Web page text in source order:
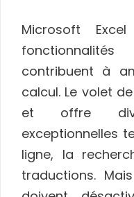
Microsoft
contribuent à
calcul. Le volet
et offre
exceptionnelles
ligne, la
traductions.